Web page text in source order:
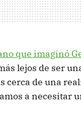
que imaginó
lejos de ser
cerca de una
a necesitar